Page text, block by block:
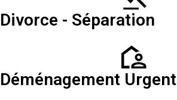
Divorce - Séparation
Déménagement Urgent